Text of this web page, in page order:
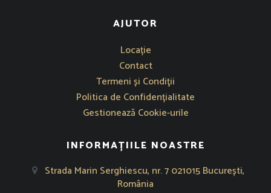
AJUTOR
Se deschide într-o fereastră nouă
Locație
Contact
Termeni și Condiţii
Politica de Confidențialitate
Gestionează Cookie-urile
INFORMAȚIILE NOASTRE
Strada Marin Serghiescu, nr. 7 021015 București,
România